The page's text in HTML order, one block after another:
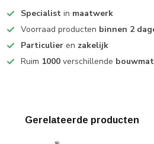
Specialist in maatwerk
Voorraad producten binnen 2
Particulier en zakelijk
Ruim 1000 verschillende
Gerelateerde producten